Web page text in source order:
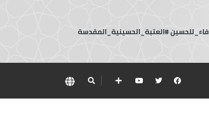
#العتبة_الحسينية_المقدسة